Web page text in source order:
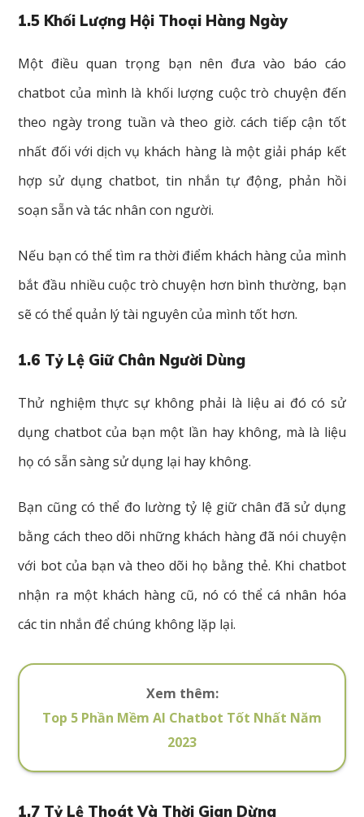
1.5 Khối Lượng Hội Thoại Hàng Ngày
Một điều quan trọng bạn nên đưa vào báo cáo
chatbot của mình là khối lượng cuộc trò chuyện đến
theo ngày trong tuần và theo giờ. cách tiếp cận tốt
nhất đối với dịch vụ khách hàng là một giải pháp kết
hợp sử dụng chatbot, tin nhắn tự động, phản hồi
soạn sẵn và tác nhân con người.
Nếu bạn có thể tìm ra thời điểm khách hàng của mình
bắt đầu nhiều cuộc trò chuyện hơn bình thường, bạn
sẽ có thể quản lý tài nguyên của mình tốt hơn.
1.6 Tỷ Lệ Giữ Chân Người Dùng
Thử nghiệm thực sự không phải là liệu ai đó có sử
dụng chatbot của bạn một lần hay không, mà là liệu
họ có sẵn sàng sử dụng lại hay không.
Bạn cũng có thể đo lường tỷ lệ giữ chân đã sử dụng
bằng cách theo dõi những khách hàng đã nói chuyện
với bot của bạn và theo dõi họ bằng thẻ. Khi chatbot
nhận ra một khách hàng cũ, nó có thể cá nhân hóa
các tin nhắn để chúng không lặp lại.
Xem thêm:
Top 5 Phần Mềm AI Chatbot Tốt Nhất Năm
2023
1.7 Tỷ Lệ Thoát Và Thời Gian Dừng